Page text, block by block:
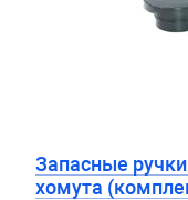
Запасные
хомута